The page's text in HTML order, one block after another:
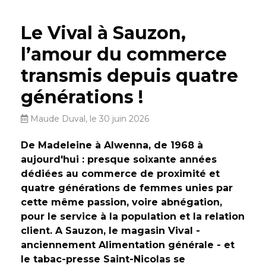
Le Vival à Sauzon,
l’amour du commerce
transmis depuis quatre
générations !
Maude Duval, le 30 juin 2026
De Madeleine à Alwenna, de 1968 à
aujourd'hui : presque soixante années
dédiées au commerce de proximité et
quatre générations de femmes unies par
cette même passion, voire abnégation,
pour le service à la population et la relation
client. A Sauzon, le magasin Vival -
anciennement Alimentation générale - et
le tabac-presse Saint-Nicolas se